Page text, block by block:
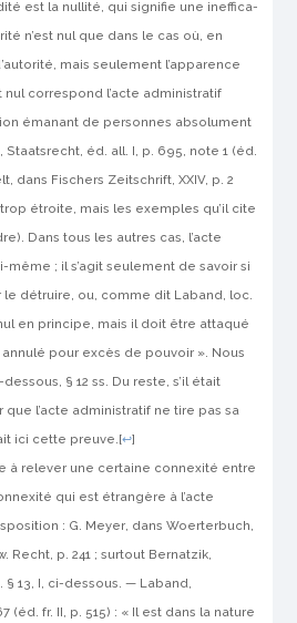
est la nullité, qui signifie une ineffica­
n’est nul que dans le cas où, en
mais seulement l’apparence
nul correspond l’acte administratif
émanant de personnes absolument
, Staatsrecht, éd. all. I, p. 695, note 1 (éd.
, dans Fischers Zeitschrift, XXIV, p. 2
étroite, mais les exemples qu’il cite
Dans tous les autres cas, l’acte
; il s’agit seulement de savoir si
le détruire, ou, comme dit Laband, loc.
en prin­cipe, mais il doit être attaqué
pour excès de pouvoir ». Nous
§ 12 ss. Du reste, s’il était
l’acte administratif ne tire pas sa
ici cette preuve.[↩]
à relever une certaine connexité entre
qui est étrangère à l’acte
: G. Meyer, dans Woerterbuch,
Recht, p. 241 ; surtout Bernatzik,
§ 13, I, ci-dessous. — Laband,
(éd. fr. II, p. 515) : « Il est dans la nature